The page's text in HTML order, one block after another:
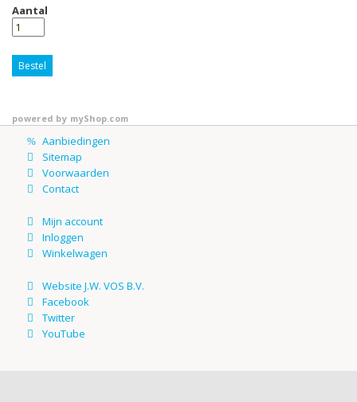
Aantal
Bestel
powered by myShop.com